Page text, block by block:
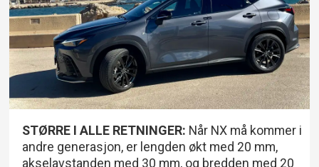
STØRRE I ALLE RETNINGER: Når NX må kommer i
andre generasjon, er lengden økt med 20 mm,
akselavstanden med 30 mm, og bredden med 20